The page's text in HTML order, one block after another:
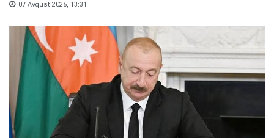
07 Avqust 2026, 13:31